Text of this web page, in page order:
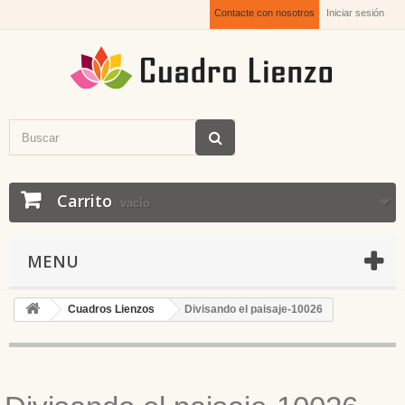
Iniciar sesión
Contacte con nosotros
Carrito vacío
MENU
Cuadros Lienzos Divisando el paisaje-10026